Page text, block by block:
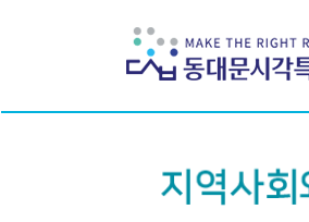
하위분류 하위분류